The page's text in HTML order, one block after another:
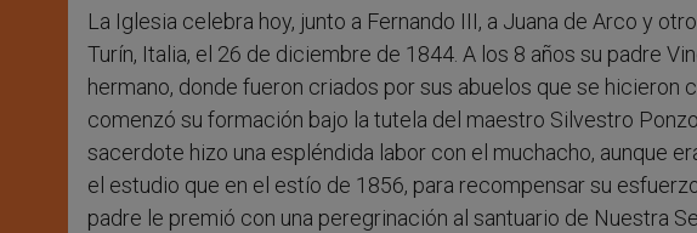
La Iglesia celebra hoy, junto a Fernando III, a Juana de Arco y
Turín, Italia, el 26 de diciembre de 1844. A los 8 años su padre
hermano, donde fueron criados por sus abuelos que se hicieron
comenzó su formación bajo la tutela del maestro Silvestro
sacerdote hizo una espléndida labor con el muchacho, aunque
el estudio que en el estío de 1856, para recompensar su
padre le premió con una peregrinación al santuario de Nuestra